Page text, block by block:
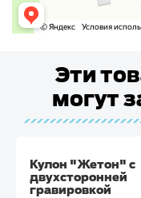
Эти
могут
Кулон "Жетон" с
двухсторонней
гравировкой